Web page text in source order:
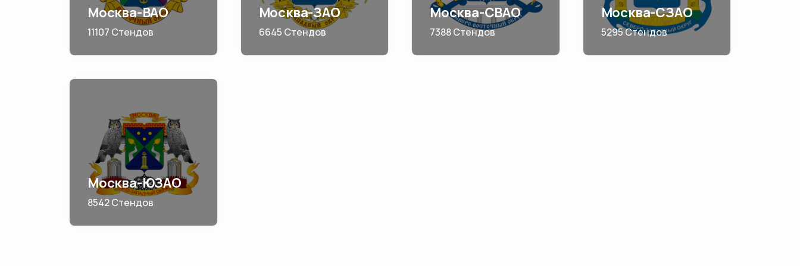
Москва-ВАО
11107 Стендов
Москва-ЗАО
6645 Стендов
Москва-СВАО
7388 Стендов
Москва-СЗАО
5295 Стендов
Москва-ЮЗАО
8542 Стендов